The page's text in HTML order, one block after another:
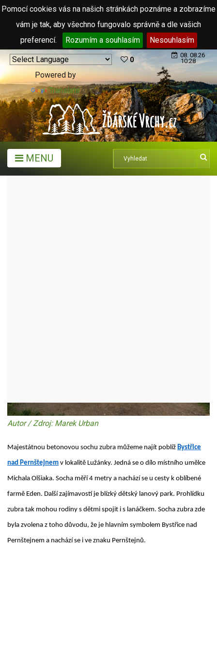
Pomocí cookies vás na našich stránkách poznáme a zobrazíme
vám je tak, aby všechno fungovalo správně a dle vašich
preferencí.
Rozumím a souhlasím Nesouhlasím
Powered by
Translate
0
08. 08.26
10:28
MENU
Autor / Zdroj: Marek Urban
Majestátnou betonovou sochu zubra můžeme najít poblíž Bystřice
nad Pernštejnem v lokalitě Lužánky. Jedná se o dílo místního umělce
Michala Olšiaka. Socha měří 4 metry a nachází se u cesty k oblíbené
farmě Eden. Další zajímavostí je blízký dětský lanový park. Prohlídku
zubra tak mohou rodiny s dětmi spojit i s lanáčkem. Socha zubra zde
byla zvolena z toho důvodu, že je hlavním symbolem Bystřice nad
Pernštejnem a nachází se i ve znaku Pernštejnů.